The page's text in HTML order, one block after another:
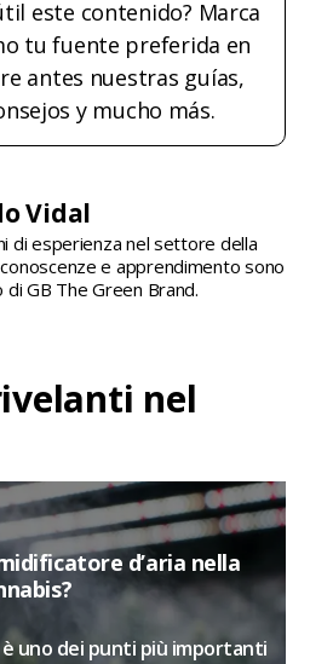
este contenido? Marca
tu fuente preferida en
antes nuestras guías,
y mucho más.
Vidal
di esperienza nel settore della
e apprendimento sono
GB The Green Brand.
nel
d’aria nella
uno dei punti più importanti